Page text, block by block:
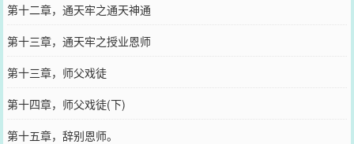
第十二章，通天牢之通天神通
第十三章，通天牢之授业恩师
第十三章，师父戏徒
第十四章，师父戏徒(下)
第十五章，辞别恩师。